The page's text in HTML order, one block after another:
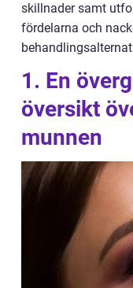
skillnader samt
fördelarna och
1. En
översikt
munnen